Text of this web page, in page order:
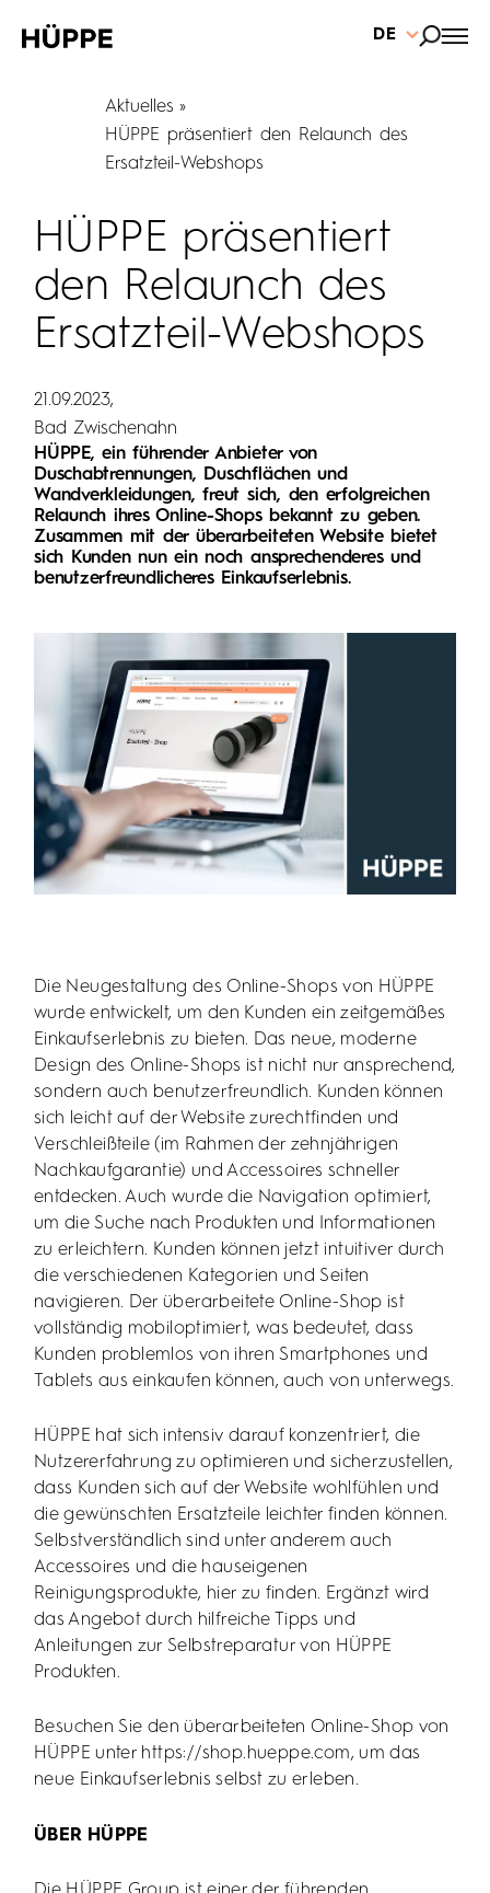
DE
Aktuelles
HÜPPE präsentiert den Relaunch des
Ersatzteil-Webshops
HÜPPE präsentiert
den Relaunch des
Ersatzteil-Webshops
21.09.2023
Bad Zwischenahn
HÜPPE, ein führender Anbieter von
Duschabtrennungen, Duschflächen und
Wandverkleidungen, freut sich, den erfolgreichen
Relaunch ihres Online-Shops bekannt zu geben.
Zusammen mit der überarbeiteten Website bietet
sich Kunden nun ein noch ansprechenderes und
benutzerfreundlicheres Einkaufserlebnis.
Die Neugestaltung des Online-Shops von HÜPPE
wurde entwickelt, um den Kunden ein zeitgemäßes
Einkaufserlebnis zu bieten. Das neue, moderne
Design des Online-Shops ist nicht nur ansprechend,
sondern auch benutzerfreundlich. Kunden können
sich leicht auf der Website zurechtfinden und
Verschleißteile (im Rahmen der zehnjährigen
Nachkaufgarantie) und Accessoires schneller
entdecken. Auch wurde die Navigation optimiert,
um die Suche nach Produkten und Informationen
zu erleichtern. Kunden können jetzt intuitiver durch
die verschiedenen Kategorien und Seiten
navigieren. Der überarbeitete Online-Shop ist
vollständig mobiloptimiert, was bedeutet, dass
Kunden problemlos von ihren Smartphones und
Tablets aus einkaufen können, auch von unterwegs.
HÜPPE hat sich intensiv darauf konzentriert, die
Nutzererfahrung zu optimieren und sicherzustellen,
dass Kunden sich auf der Website wohlfühlen und
die gewünschten Ersatzteile leichter finden können.
Selbstverständlich sind unter anderem auch
Accessoires und die hauseigenen
Reinigungsprodukte, hier zu finden. Ergänzt wird
das Angebot durch hilfreiche Tipps und
Anleitungen zur Selbstreparatur von HÜPPE
Produkten.
Besuchen Sie den überarbeiteten Online-Shop von
HÜPPE unter https://shop.hueppe.com, um das
neue Einkaufserlebnis selbst zu erleben.
ÜBER HÜPPE